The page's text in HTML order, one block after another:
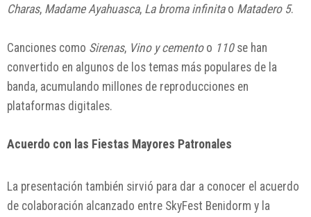
Charas, Madame Ayahuasca, La broma infinitao Matadero 5.
Canciones como Sirenas, Vino y cementoo 110se han
convertido en algunos de los temas más populares de la
banda, acumulando millones de reproducciones en
plataformas digitales.
Acuerdo con las Fiestas Mayores Patronales
La presentación también sirvió para dar a conocer el acuerdo
de colaboración alcanzado entre SkyFest Benidorm y la